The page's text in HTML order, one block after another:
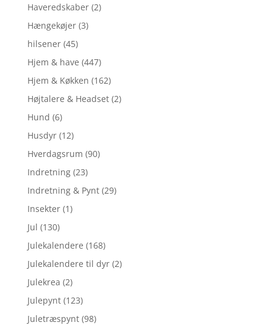
Haveredskaber (2)
Hængekøjer (3)
hilsener (45)
Hjem & have (447)
Hjem & Køkken (162)
Højtalere & Headset (2)
Hund (6)
Husdyr (12)
Hverdagsrum (90)
Indretning (23)
Indretning & Pynt (29)
Insekter (1)
Jul (130)
Julekalendere (168)
Julekalendere til dyr (2)
Julekrea (2)
Julepynt (123)
Juletræspynt (98)